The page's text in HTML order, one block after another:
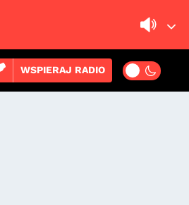
WSPIERAJ RADIO